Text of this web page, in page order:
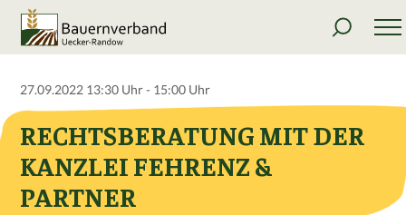
27.09.2022 13:30 Uhr - 15:00 Uhr
RECHTSBERATUNG MIT DER
KANZLEI FEHRENZ &
PARTNER